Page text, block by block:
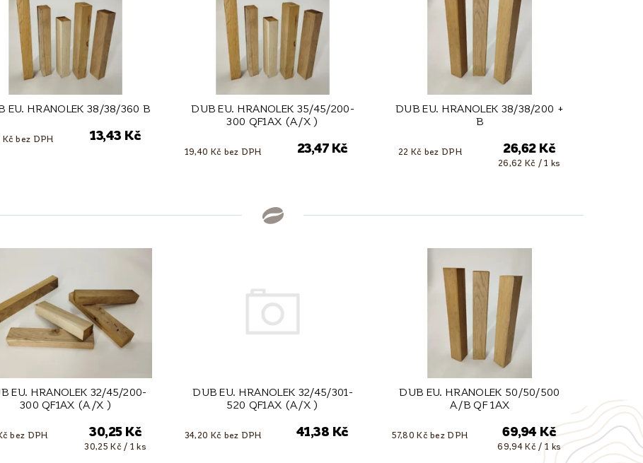
EU. HRANOLEK 38/38/360 B
Kč bez DPH 13,43 Kč
DUB EU. HRANOLEK 35/45/200-
300 QF1AX (A/X )
19,40 Kč bez DPH 23,47 Kč
DUB EU. HRANOLEK 38/38/200 +
B
22 Kč bez DPH 26,62 Kč
26,62 Kč / 1 ks
EU. HRANOLEK 32/45/200-
300 QF1AX (A/X )
bez DPH 30,25 Kč
30,25 Kč / 1 ks
DUB EU. HRANOLEK 32/45/301-
520 QF1AX (A/X )
34,20 Kč bez DPH 41,38 Kč
DUB EU. HRANOLEK 50/50/500
A/B QF 1AX
57,80 Kč bez DPH 69,94 Kč
69,94 Kč / 1 ks